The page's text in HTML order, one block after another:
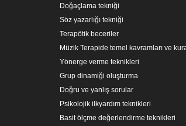
Doğaçlama tekniği
Söz yazarlığı tekniği
Terapötik beceriler
Müzik Terapide temel kavramları ve
Yönerge verme teknikleri
Grup dinamiği oluşturma
Doğru ve yanlış sorular
Psikolojik ilkyardım teknikleri
Basit ölçme değerlendirme teknikleri